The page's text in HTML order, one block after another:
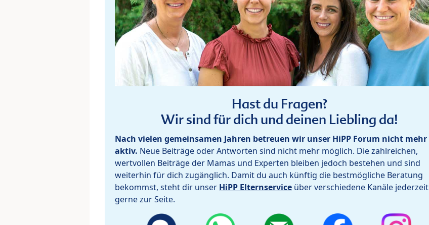
Hast du Fragen?
Wir sind für dich und deinen Liebling da!
Nach vielen gemeinsamen Jahren betreuen wir unser HiPP Forum nicht mehr
aktiv. Neue Beiträge oder Antworten sind nicht mehr möglich. Die zahlreichen,
wertvollen Beiträge der Mamas und Experten bleiben jedoch bestehen und sind
weiterhin für dich zugänglich. Damit du auch künftig die bestmögliche Beratung
bekommst, steht dir unser HiPP Elternservice über verschiedene Kanäle jederzeit
gerne zur Seite.